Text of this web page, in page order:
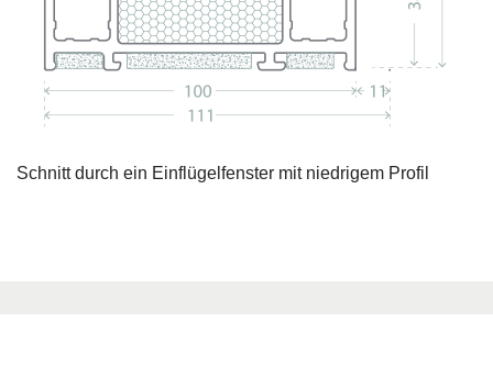
Schnitt durch ein Einflügelfenster mit niedrigem Profil